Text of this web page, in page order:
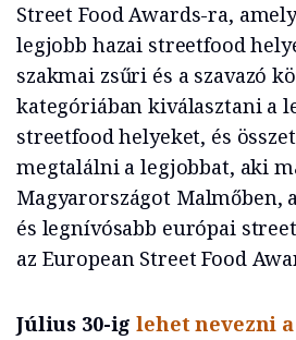
Street Food Awards-ra,
legjobb hazai streetfood
szakmai zsűri és a szavazó
kategóriában kiválasztani a
streetfood helyeket, és
megtalálni a legjobbat, aki
Magyarországot Malmőben,
és legnívósabb európai
az European Street Food
Július 30-iglehet nevezni a